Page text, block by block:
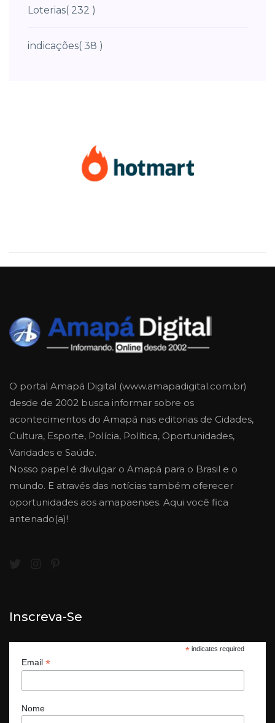
Loterias( 232 )
indicações( 38 )
O portal Amapá Digital (www.amapadigital.com.br)
desde de 2002 busca informar sobre os
acontecimentos do Amapá nas editorias de Cidades,
Cultura, Esporte, Polícia, Política, Oportunidades,
Varidades e Saúde.
Nosso papel é divulgar o Amapá para o Brasil e o
mundo. E através das notícias também oferecer
oportunidades aos amapaenses. Aqui você fica
antenado(a)!
Inscreva-Se
*indicates required
Email *
Nome